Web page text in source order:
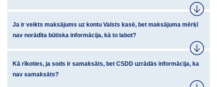
Ja ir veikts maksājums uz kontu Valsts kasē, bet maksājuma mērķī
nav norādīta būtiska informācija, kā to labot?
Kā rīkoties, ja sods ir samaksāts, bet CSDD uzrādās informācija, ka
nav samaksāts?